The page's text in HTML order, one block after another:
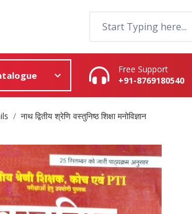
Free Support
+91-8769180540
नाथ द्वितीय श्रेणि वस्तुनिष्ठ शिक्षा मनोविज्ञान